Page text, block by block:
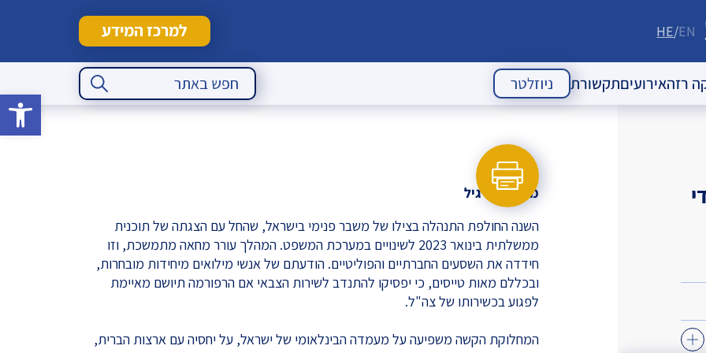
פתח העם היהודי
HE EN למרכז המידע
רזהאירועיםתקשורת ניוזלטר Search
for:
Search Button
מאת:אבי גיל
השנה החולפת התנהלה בצילו של משבר פנימי בישראל, שהחל עם הצגתה של תוכנית
ממשלתית בינואר 2023 לשינויים במערכת המשפט. המהלך עורר מחאה מתמשכת, וזו
חידדה את השסעים החברתיים והפוליטיים. הודעתם של אנשי מילואים מיחידות מובחרות,
ובכללם מאות טייסים, כי יפסיקו להתנדב לשירות הצבאי אם הרפורמה תיושם מאיימת
לפגוע בכשירותו של צה"ל.
המחלוקת הקשה משפיעה על מעמדה הבינלאומי של ישראל, על יחסיה עם ארצות הברית,